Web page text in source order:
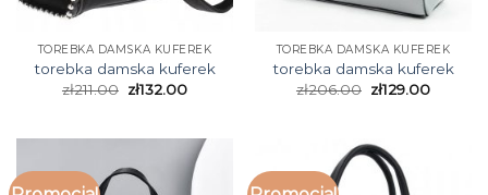
TOREBKA DAMSKA KUFEREK
torebka damska kuferek
zł211.00 zł132.00
TOREBKA DAMSKA KUFEREK
torebka damska kuferek
zł206.00 zł129.00